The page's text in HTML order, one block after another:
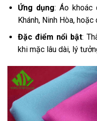
Ứng dụng: Áo khoác
Khánh, Ninh Hòa,
Đặc điểm nổi bật:
khi mặc lâu dài, lý